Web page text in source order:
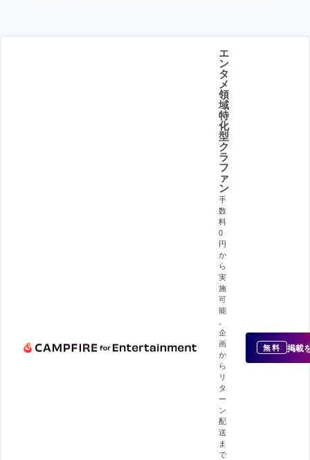
エ
ン
タ
メ
領
域
特
化
型
ク
ラ
フ
ァ
ン
手
数
料
0
円
か
ら
実
施
可
能
企
画
か
ら
リ
タ
ー
ン
配
送
ま
で
無料 掲載